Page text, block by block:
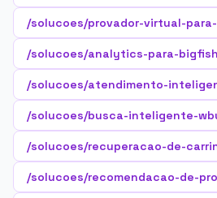
/solucoes/provador-virtual-
/solucoes/analytics-para-bigfish
/solucoes/atendimento-
/solucoes/busca-inteligente-
/solucoes/recuperacao-de-
/solucoes/recomendacao-de-